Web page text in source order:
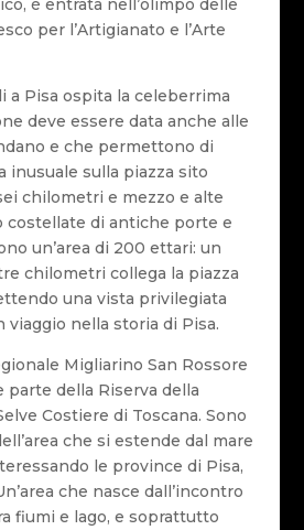
è entrata nell’olimpo delle
per l’Artigianato e l’Arte
a Pisa ospita la celeberrima
deve essere data anche alle
e che permettono di
inusuale sulla piazza sito
chilometri e mezzo e alte
costellate di antiche porte e
un’area di 200 ettari: un
chilometri collega la piazza
una vista privilegiata
viaggio nella storia di Pisa.
Migliarino San Rossore
parte della Riserva della
Costiere di Toscana. Sono
che si estende dal mare
le province di Pisa,
che nasce dall’incontro
fiumi e lago, e soprattutto